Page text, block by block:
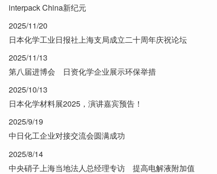
interpack China新纪元
2025/11/20
日本化学工业日报社上海支局成立二十周年庆祝论坛
2025/11/13
第八届进博会 日资化学企业展示环保举措
2025/10/13
日本化学材料展2025，演讲嘉宾预告！
2025/9/19
中日化工企业对接交流会圆满成功
2025/8/14
中央硝子上海当地法人总经理专访 提高电解液附加值